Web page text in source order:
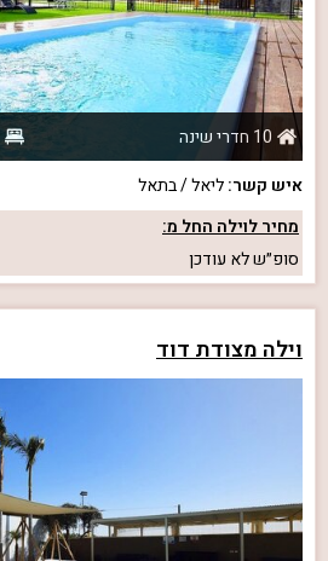
10 חדרי שינה
איש קשר:ליאל / בתאל
מחיר לוילה החל מ:
סופ״שלא עודכן
וילה מצודת דוד